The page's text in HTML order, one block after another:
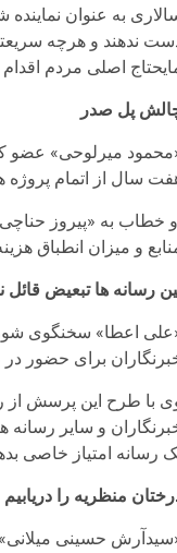
به عنوان
ندهند و هرچه
اصلی مردم اقدام
پل صدر
میرلوحی» عضو
سال از اتمام پروژه
و میزان انطباق
رسانه ها تبعیض قائل
اعطا» سخنگوی
برای حضور
با طرح این پرسش از
و سایر رسانه
رسانه امتیاز خاصی
منظریه را دریابیم
حسینی